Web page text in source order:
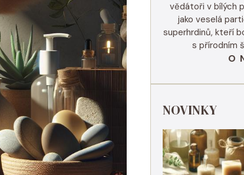
vědátoři v bílých
jako veselá
superhrdinů, kteří
s přírodním
O
NOVINKY